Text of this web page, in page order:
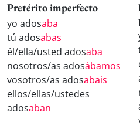
Pretérito imperfecto
yo adosaba
tú adosabas
él/ella/usted adosaba
nosotros/as adosábamos
vosotros/as adosabais
ellos/ellas/ustedes
adosaban